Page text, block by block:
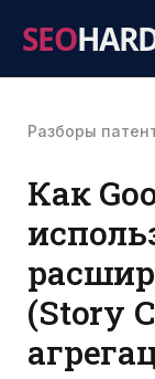
SEO
Разборы
Как
(Story